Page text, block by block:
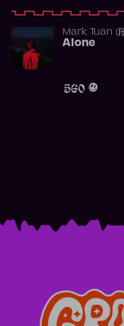
Mark Tuan (
Alone
560